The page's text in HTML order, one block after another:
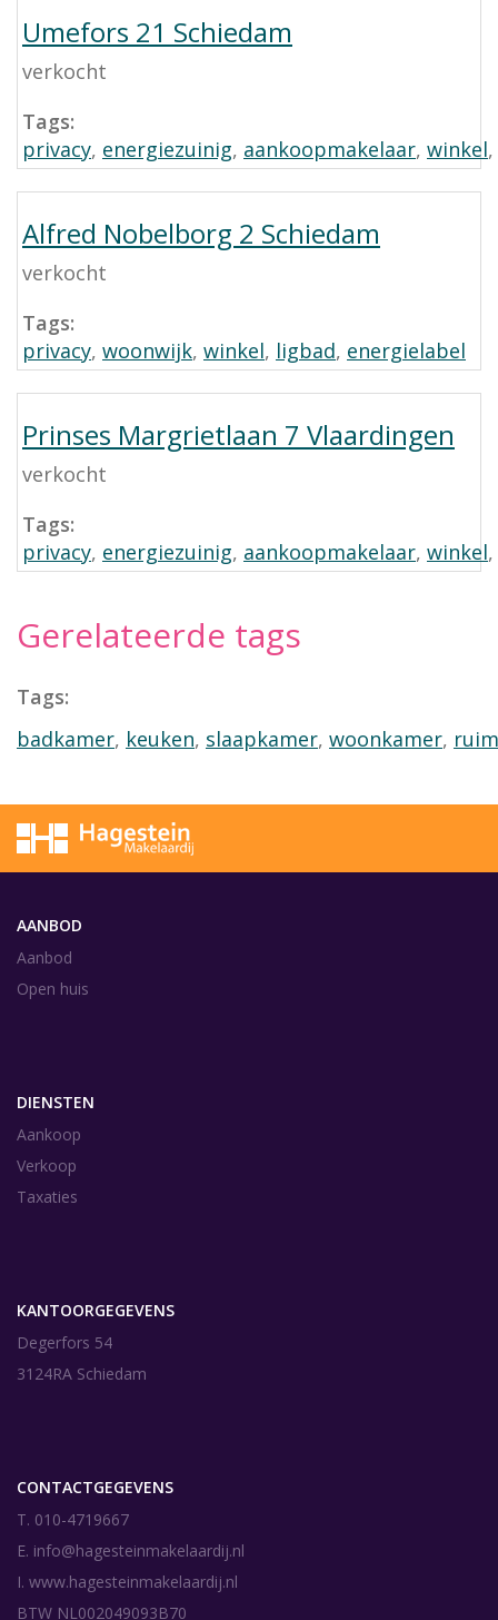
Umefors 21 Schiedam
verkocht
Tags:
privacy, energiezuinig, aankoopmakelaar, winkel,
Alfred Nobelborg 2 Schiedam
verkocht
Tags:
privacy, woonwijk, winkel, ligbad, energielabel
Prinses Margrietlaan 7 Vlaardingen
verkocht
Tags:
privacy, energiezuinig, aankoopmakelaar, winkel,
Gerelateerde tags
Tags:
badkamer, keuken, slaapkamer, woonkamer, ruim
AANBOD
Aanbod
Open huis
DIENSTEN
Aankoop
Verkoop
Taxaties
KANTOORGEGEVENS
Degerfors 54
3124RA Schiedam
CONTACTGEGEVENS
T. 010-4719667
E. info@hagesteinmakelaardij.nl
I. www.hagesteinmakelaardij.nl
BTW NL002049093B70